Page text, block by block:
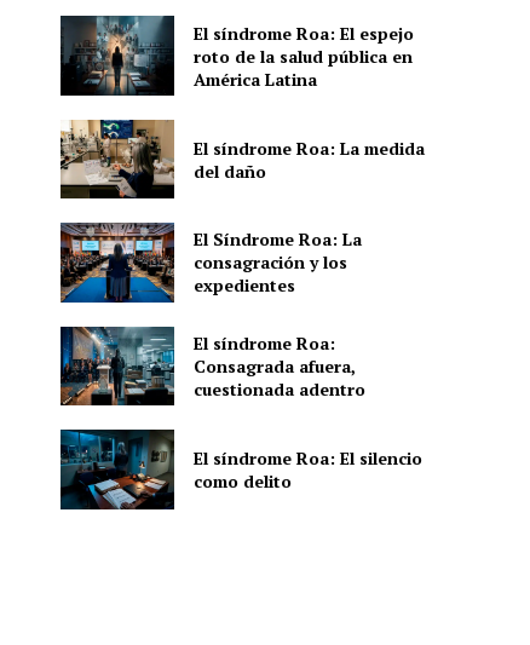
El síndrome Roa: El espejo
roto de la salud pública en
América Latina
El síndrome Roa: La medida
del daño
El Síndrome Roa: La
consagración y los
expedientes
El síndrome Roa:
Consagrada afuera,
cuestionada adentro
El síndrome Roa: El silencio
como delito